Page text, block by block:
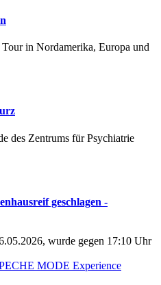
in Nordamerika, Europa und
des Zentrums für Psychiatrie
geschlagen -
wurde gegen 17:10 Uhr